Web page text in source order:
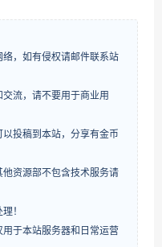
，如有侵权请邮件联系站
流，请不要用于商业用
投稿到本站，分享有金币
资源部不包含技术服务请
！
于本站服务器和日常运营